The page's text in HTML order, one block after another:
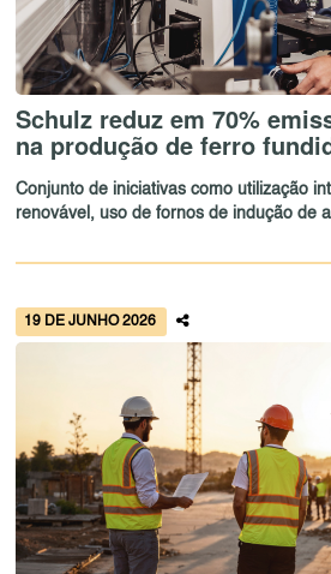
Schulz reduz em 70%
na produção de ferro
Conjunto de iniciativas como utilização
renovável, uso de fornos de indução de
19 DE JUNHO 2026